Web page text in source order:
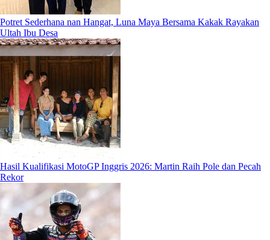
Potret Sederhana nan Hangat, Luna Maya Bersama Kakak Rayakan
Ultah Ibu Desa
Hasil Kualifikasi MotoGP Inggris 2026: Martin Raih Pole dan Pecah
Rekor